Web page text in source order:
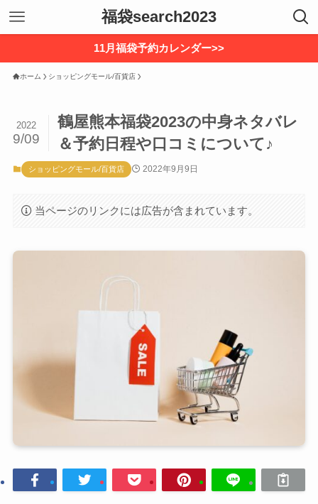
福袋search2023
11月福袋予約カレンダー>>
ホーム ショッピングモール/百貨店
鶴屋熊本福袋2023の中身ネタバレ
＆予約日程や口コミについて♪
2022
9/09
ショッピングモール/百貨店 2022年9月9日
当ページのリンクには広告が含まれています。